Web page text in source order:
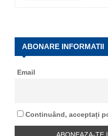
f
ABONARE INFORMATII
Email
Continuând, acceptați